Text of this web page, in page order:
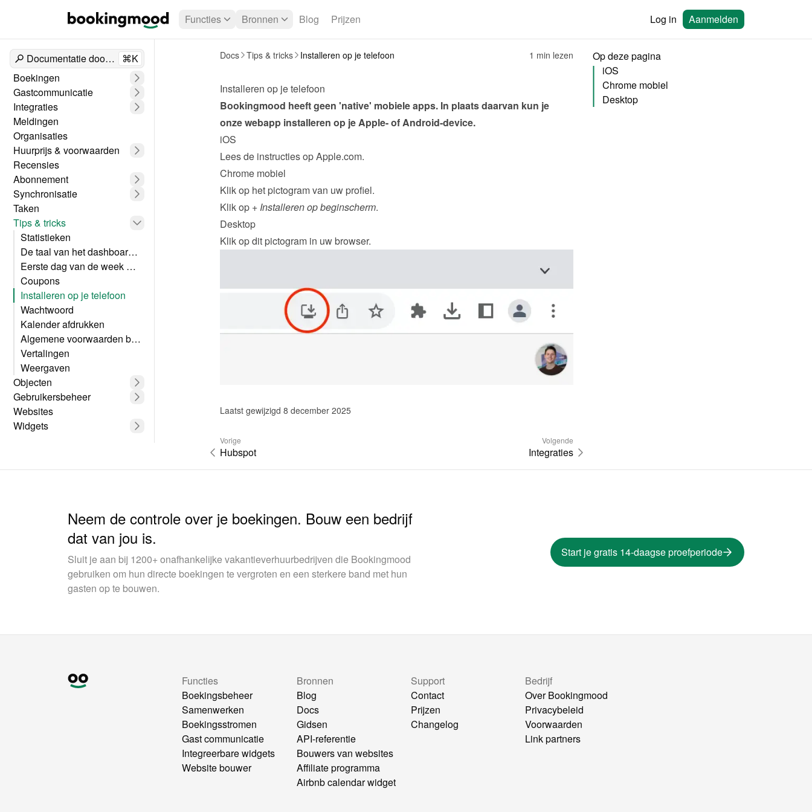
Functies Bronnen Blog Prijzen Log in Aanmelden
Documentatie doorzoeken
⌘K
Boekingen
Gastcommunicatie
Integraties
Meldingen
Organisaties
Huurprijs & voorwaarden
Recensies
Abonnement
Synchronisatie
Taken
Tips & tricks
Statistieken
De taal van het dashboard wijzigen
Eerste dag van de week wijzigen
Coupons
Installeren op je telefoon
Wachtwoord
Kalender afdrukken
Algemene voorwaarden boekingsformulier
Vertalingen
Weergaven
Objecten
Gebruikersbeheer
Websites
Widgets
Docs Tips & tricks Installeren op je telefoon 1 min lezen
Installeren op je telefoon
Bookingmood heeft geen 'native' mobiele apps. In plaats daarvan kun je
onze webapp installeren op je Apple- of Android-device.
iOS
Lees de instructies op Apple.com.
Chrome mobiel
Klik op het pictogram van uw profiel.
Klik op + Installeren op beginscherm.
Desktop
Klik op dit pictogram in uw browser.
Laatst gewijzigd 8 december 2025
Vorige
Hubspot
Volgende
Integraties
Op deze pagina
iOS
Chrome mobiel
Desktop
Neem de controle over je boekingen. Bouw een bedrijf
dat van jou is.
Sluit je aan bij 1200+ onafhankelijke vakantieverhuurbedrijven die Bookingmood
gebruiken om hun directe boekingen te vergroten en een sterkere band met hun
gasten op te bouwen.
Start je gratis 14-daagse proefperiode
Functies
Boekingsbeheer
Samenwerken
Boekingsstromen
Gast communicatie
Integreerbare widgets
Website bouwer
Bronnen
Blog
Docs
Gidsen
API-referentie
Bouwers van websites
Affiliate programma
Airbnb calendar widget
Support
Contact
Prijzen
Changelog
Bedrijf
Over Bookingmood
Privacybeleid
Voorwaarden
Link partners